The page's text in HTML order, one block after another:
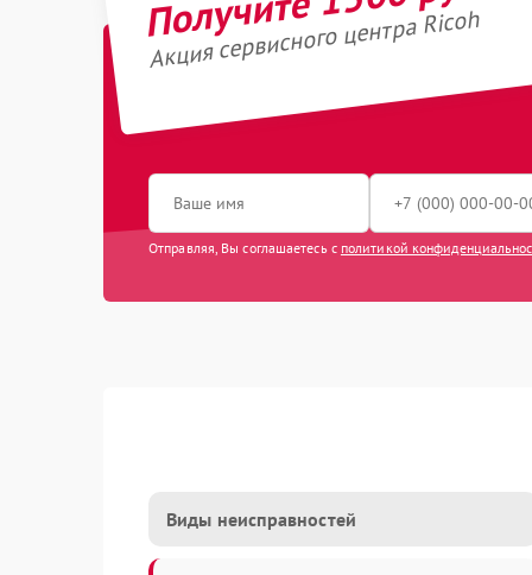
Акция сервисного центра Ricoh
Отправляя, Вы соглашаетесь с политикой
Виды неисправностей